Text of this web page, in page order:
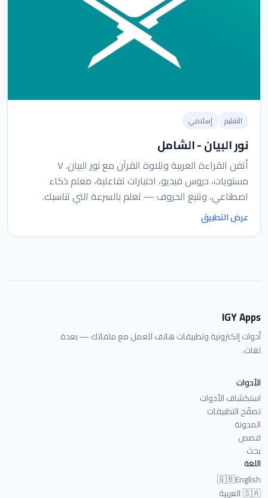
التعليم إسلامي
نور البيان - الشامل
أتقن القراءة العربية وتلاوة القرآن مع نور البيان. ٧
مستويات، دروس فيديو، اختبارات تفاعلية، معلم ذكاء
اصطناعي، وتتبع الحروف — تعلم بالسرعة التي تناسبك.
عرض التطبيق
IGY Apps
أدوات إلكترونية وتطبيقات هاتف للعمل مع ملفاتك — بعدة
لغات.
الأدوات
استكشاف الأدوات
تصفّح التطبيقات
المدونة
قصص
بحث
اللغة
🇬🇧English
🇸🇦العربية